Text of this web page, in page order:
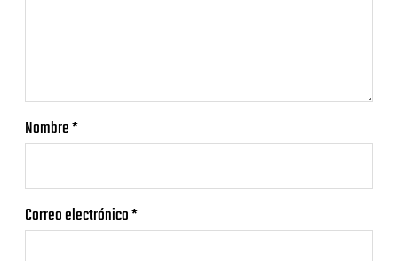
Nombre*
Correo electrónico*